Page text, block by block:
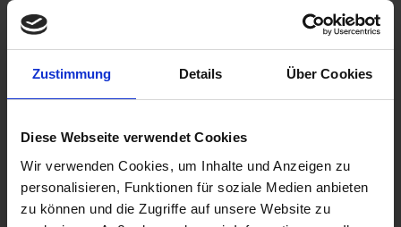
Zustimmung Details Über Cookies
Diese Webseite verwendet Cookies
Wir verwenden Cookies, um Inhalte und Anzeigen zu
personalisieren, Funktionen für soziale Medien anbieten
zu können und die Zugriffe auf unsere Website zu
Erfahren Sie mehr über unser Kursangebot